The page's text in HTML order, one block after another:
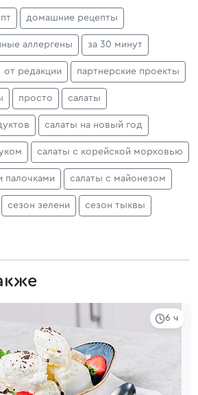
домашние рецепты
аллергены за 30 минут
от редакции партнерские проекты
просто салаты
салаты на новый год
салаты с корейской морковью
палочками салаты с майонезом
сезон зелени сезон тыквы
6 ч